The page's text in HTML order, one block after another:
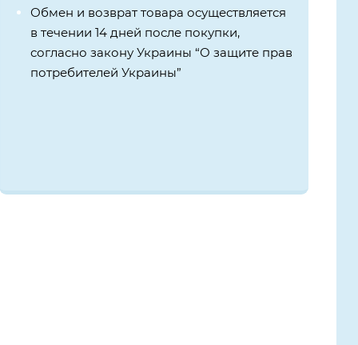
Обмен и возврат товара осуществляется
в течении 14 дней после покупки,
согласно закону Украины “О защите прав
потребителей Украины”